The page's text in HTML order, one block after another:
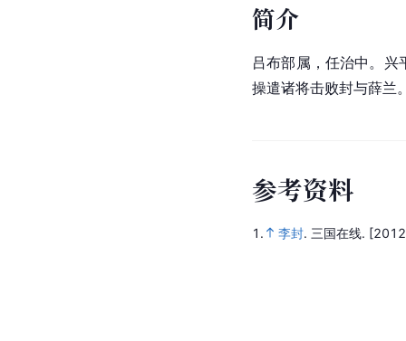
简介
吕布部属，任治中。兴
操遣诸将击败封与薛兰
参考资料
1. 李封. 三国在线.